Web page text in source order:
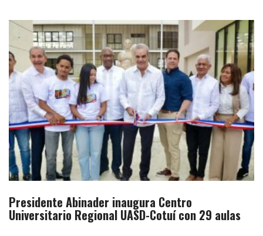
Presidente Abinader inaugura Centro
Universitario Regional UASD-Cotuí con 29 aulas